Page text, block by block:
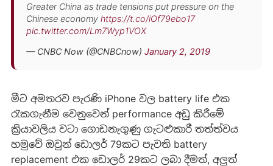
Greater China as trade tensions put pressure on the
Chinese economy https://t.co/iOf79ebo17
pic.twitter.com/Lm7Wyp1VOX
— CNBC Now (@CNBCnow) January 2, 2019
මීට අමතරව පැරණි iPhone වල battery life එක
රැකගැනීම වෙනුවෙන් performance අඩු කිරීමේ
ක්‍රියාවලිය වටා ගොඩනැගුණු ගැටළුකාරී තත්ත්වය
හමුවේ ඔවුන් ඩොලර් 79කට පැවති battery
replacement එක ඩොලර් 29කට ලබා දීමත්, අලුත්